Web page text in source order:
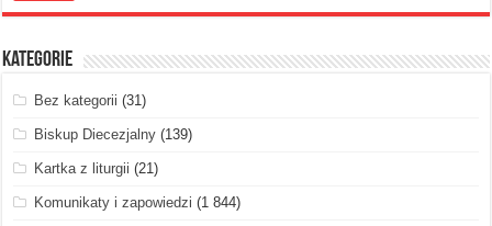
Kategorie
Bez kategorii (31)
Biskup Diecezjalny (139)
Kartka z liturgii (21)
Komunikaty i zapowiedzi (1 844)